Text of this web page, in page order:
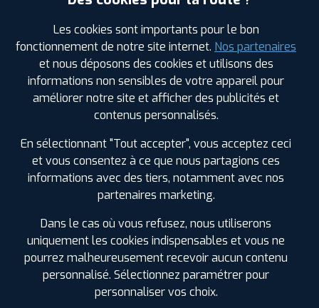
SPÉCIFICATIONS AVIS CLIENTS ÉTIQUETAGE
Étiquetage
Les cookies sont importants pour le bon
fonctionnement de notre site internet. Nos partenaires
et nous déposons des cookies et utilisons des
informations non sensibles de votre appareil pour
améliorer notre site et afficher des publicités et
contenus personnalisés.
En sélectionnant "Tout accepter", vous acceptez ceci
et vous consentez à ce que nous partagions ces
informations avec des tiers, notamment avec nos
partenaires marketing.
Dans le cas où vous refusez, nous utiliserons
uniquement les cookies indispensables et vous ne
pourrez malheureusement recevoir aucun contenu
personnalisé. Sélectionnez paramétrer pour
personnaliser vos choix.